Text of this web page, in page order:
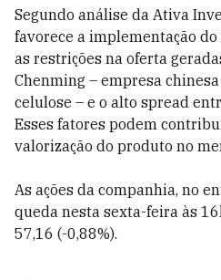
Segundo análise da Ativa
favorece a implementação
as restrições na oferta
Chenming – empresa
celulose – e o alto spread
Esses fatores podem
valorização do produto no
As ações da companhia, no
queda nesta sexta-feira às
57,16 (-0,88%).